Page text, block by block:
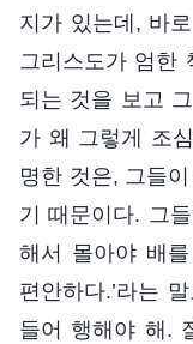
지가 있는데, 바
그리스도가 엄한
되는 것을 보고
가 왜 그렇게 조
명한 것은, 그들
기 때문이다. 그
해서 몰아야 배를
편안하다.’라는
들어 행해야 해.